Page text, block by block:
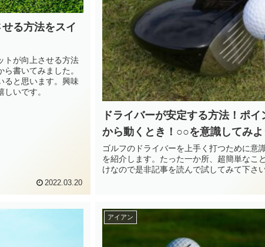
せる方法をスイ
トが向上させる方法
書いてみました。
ると思います。興味
いです。
2022.03.20
ドライバーが安定する方法！ポイ
から動くとき！○○を意識してみよ
ゴルフのドライバーを上手く打つために意
を紹介します。たった一か所、超簡単なこ
けなので是非記事を読んで試してみて下さい
アイアン